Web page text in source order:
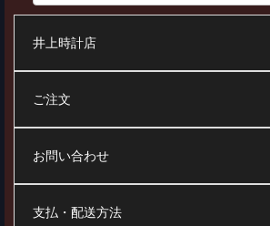
井上時計店
ご注文
お問い合わせ
支払・配送方法